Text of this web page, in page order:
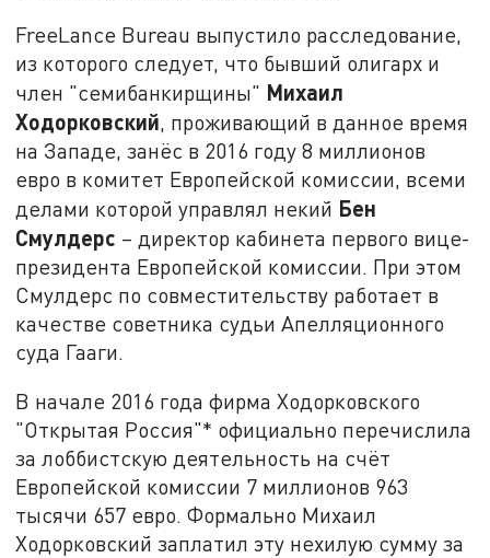
FreeLance Bureau выпустило расследование,
из которого следует, что бывший олигарх и
член "семибанкирщины" Михаил
Ходорковский, проживающий в данное время
на Западе, занёс в 2016 году 8 миллионов
евро в комитет Европейской комиссии, всеми
делами которой управлял некий Бен
Смулдерс – директор кабинета первого вице-
президента Европейской комиссии. При этом
Смулдерс по совместительству работает в
качестве советника судьи Апелляционного
суда Гааги.
В начале 2016 года фирма Ходорковского
"Открытая Россия"* официально перечислила
за лоббистскую деятельность на счёт
Европейской комиссии 7 миллионов 963
тысячи 657 евро. Формально Михаил
Ходорковский заплатил эту нехилую сумму за